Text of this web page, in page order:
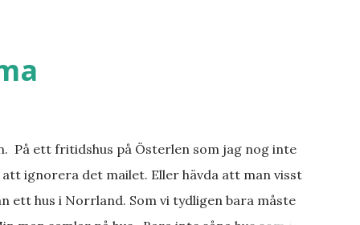
behöver jag nog inte säga.
På ett fritidshus på Österlen som jag nog inte
ignorera det mailet. Eller hävda att man visst
ett hus i Norrland. Som vi tydligen bara måste